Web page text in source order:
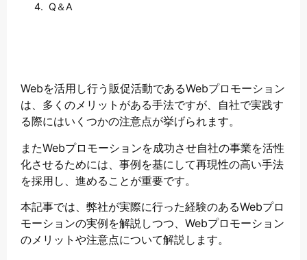
Q＆A
Webを活用し行う販促活動であるWebプロモーション
は、多くのメリットがある手法ですが、自社で実践す
る際にはいくつかの注意点が挙げられます。
またWebプロモーションを成功させ自社の事業を活性
化させるためには、事例を基にして再現性の高い手法
を採用し、進めることが重要です。
本記事では、弊社が実際に行った経験のあるWebプロ
モーションの実例を解説しつつ、Webプロモーション
のメリットや注意点について解説します。